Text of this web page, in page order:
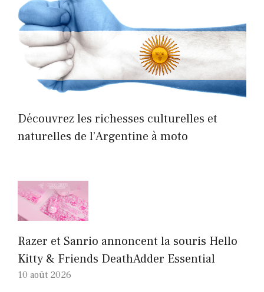
Découvrez les richesses culturelles et
naturelles de l’Argentine à moto
Razer et Sanrio annoncent la souris Hello
Kitty & Friends DeathAdder Essential
10 août 2026